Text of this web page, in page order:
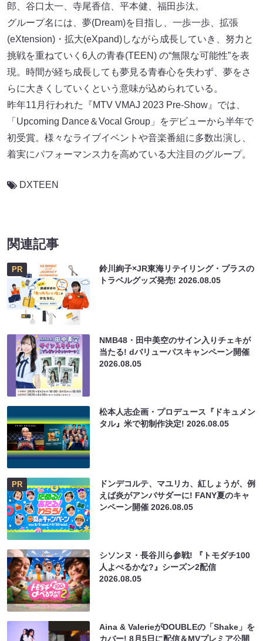
郎、谷口太一、寺尾香信、平本健、福田歩汰。
グループ名には、夢(Dream)を目指し、一歩一歩、拡張
(eXtension)・拡大(eXpand)しながら成長していき、努力と
挑戦を重ねていく6人の⻘春(TEEN) の“無限な可能性”を表
現。時間が経ち成長しても夢見る⻘春心を失わず、夢をさ
らに大きくしていくという意味が込められている。
昨年11月行われた『MTV VMAJ 2023 Pre-Show』では、
「Upcoming Dance＆Vocal Group」をデビューから半年で
初受賞。様々なライブイベントや音楽番組に多数出演し、
着実にパフォーマンス力を高めている大注目のグループ。
DXTEEN
関連記事
PR
鈴川絢子×JR東海リテイリング・プラスの
トラベルグッズ発売!2026.08.05
NMB48・田中美空のサイン入りチェキが
当たる! dバリューパスキャンペーン開催
2026.08.05
松本人志企画・プロデュース『ドキュメン
タル』米で初制作決定!2026.08.05
PR
ドンデコルテ、マユリカ、紅しょうが、例
えば炎がアンバサダーに! FANY夏のキャ
ンペーン開催2026.08.05
シソンヌ・長谷川ら参戦! 『トモダチ100
人よべるかな?』シーズン2配信
2026.08.05
Aina & ValerieがDOUBLEの「Shake」を
カバー! 8月5日に配信＆MVプレミア公開